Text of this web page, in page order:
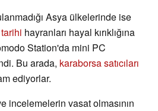
Asya ülkelerinde ise
hayranları hayal kırıklığına
Station'da mini PC
Bu arada, karaborsa satıcıları
ediyorlar.
incelemelerin vasat olmasının